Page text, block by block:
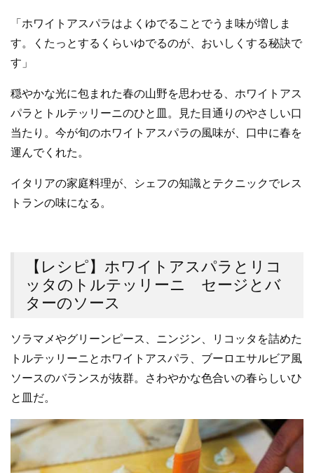
「ホワイトアスパラはよくゆでることでうま味が増しま
す。くたっとするくらいゆでるのが、おいしくする秘訣で
す」
穏やかな光に包まれた春の山野を思わせる、ホワイトアス
パラとトルテッリーニのひと皿。見た目通りのやさしい口
当たり。今が旬のホワイトアスパラの風味が、口中に春を
運んでくれた。
イタリアの家庭料理が、シェフの知識とテクニックでレス
トランの味になる。
【レシピ】ホワイトアスパラとリコ
ッタのトルテッリーニ セージとバ
ターのソース
ソラマメやグリーンピース、ニンジン、リコッタを詰めた
トルテッリーニとホワイトアスパラ、ブーロエサルビア風
ソースのバランスが抜群。さわやかな色合いの春らしいひ
と皿だ。